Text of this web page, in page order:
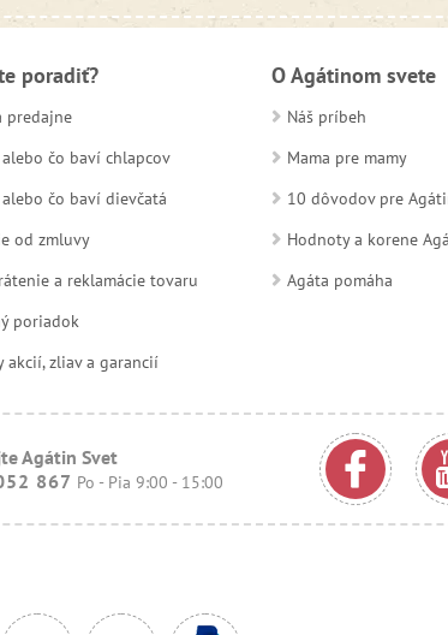
poradiť?
predajne
alebo čo baví chlapcov
alebo čo baví dievčatá
od zmluvy
a reklamácie tovaru
poriadok
akcií, zliav a garancií
O Agátinom svete
Náš príbeh
Mama pre mamy
10 dôvodov pre
Hodnoty a korene
Agáta pomáha
Agátin Svet
867 Po - Pia 9:00 - 15:00